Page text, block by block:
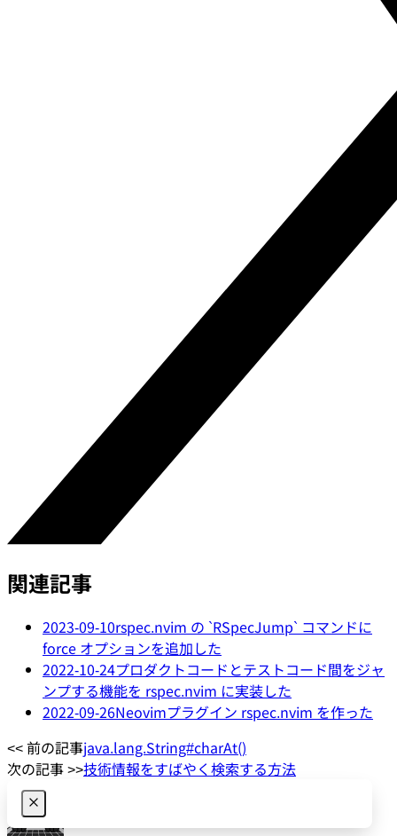
関連記事
2023-09-10rspec.nvim の `RSpecJump` コマンドに
force オプションを追加した
2022-10-24プロダクトコードとテストコード間をジャ
ンプする機能を rspec.nvim に実装した
2022-09-26Neovimプラグイン rspec.nvim を作った
<< 前の記事java.lang.String#charAt()
次の記事 >>技術情報をすばやく検索する方法